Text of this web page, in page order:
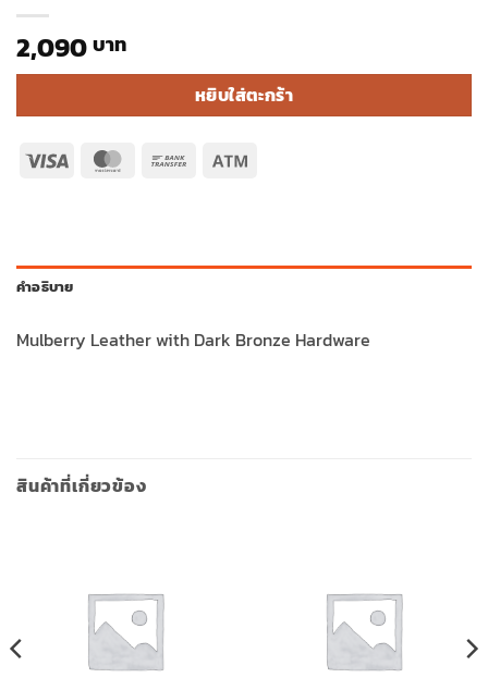
2,090
หยิบใส่ตะกร้า
Visa MasterCard
Bank
คำอธิบาย
Mulberry Leather with Dark Bronze Hardware
สินค้าที่เกี่ยวข้อง